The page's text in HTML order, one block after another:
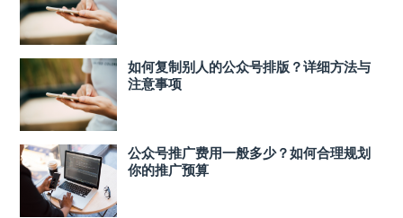
如何复制别人的公众号排版？详细方法与
注意事项
公众号推广费用一般多少？如何合理规划
你的推广预算